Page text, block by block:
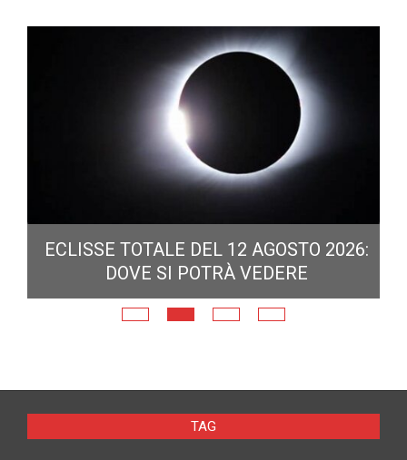
ECLISSE TOTALE DEL 12 AGOSTO 2026:
DOVE SI POTRÀ VEDERE
TAG